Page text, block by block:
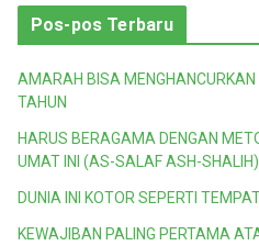
Pos-pos Terbaru
AMARAH BISA
TAHUN
HARUS BERAGAMA DENGAN
UMAT INI (AS-SALAF ASH-SHALIH)
DUNIA INI KOTOR SEPERTI
KEWAJIBAN PALING PERTAMA